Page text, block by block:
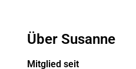
Über Susanne
Mitglied seit